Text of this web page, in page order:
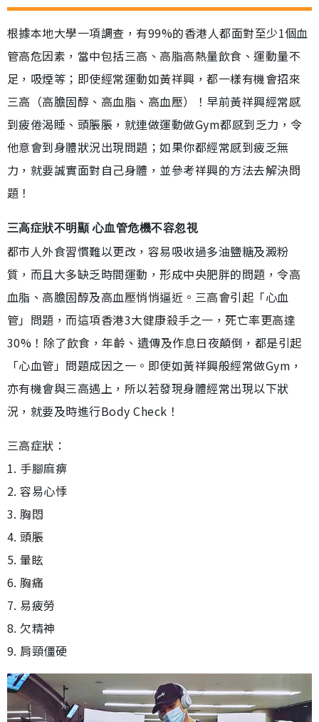
根據本地大學一項調查，有99%的香港人都面對至少1個血
管高危因素，當中包括三高、高脂高熱量飲食、運動量不
足，吸煙等；即使經常運動如黃祥興，都一樣有機會招來
三高（高膽固醇、高血脂、高血壓）！早前黃祥興經常感
到疲倦渴睡、頭脹脹，就連做運動做Gym都感到乏力，令
他意會到身體狀況出現問題；如果你都經常感到疲乏無
力，就要誠實面對自己身體，並參考祥興的方法去解決問
題！
三高症狀不明顯 心血管危機不容忽視
都市人外食習慣難以更改，容易吸收過多油鹽糖及澱粉
質，而且大多缺乏時間運動，形成中央肥胖的問題，令高
血脂、高膽固醇及高血壓悄悄逼近。三高會引起「心血
管」問題，而這項香港3大健康殺手之一，死亡率更高達
30%！除了飲食，年齡、遺傳及作息日夜顛倒，都是引起
「心血管」問題成因之一。即使如黃祥興般經常做Gym，
亦有機會與三高遇上，所以若發現身體經常出現以下狀
況，就要及時進行Body Check！
三高症狀：
1. 手腳麻痹
2. 容易心悸
3. 胸悶
4. 頭脹
5. 暈眩
6. 胸痛
7. 易疲勞
8. 欠精神
9. 肩頸僵硬